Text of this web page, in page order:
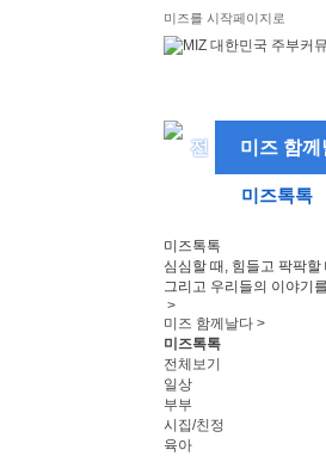
미즈를 시작페이지로
미즈 함께
미즈톡톡
미즈톡톡
심심할 때, 힘들고 팍팍
그리고 우리들의 이야기
>
미즈 함께날다 >
미즈톡톡
전체보기
일상
부부
시집/친정
육아